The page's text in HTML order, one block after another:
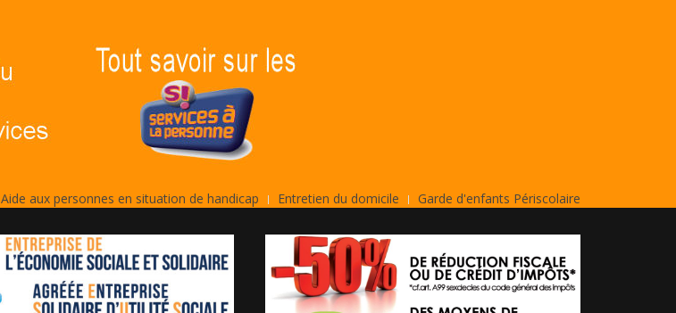
Aide aux personnes en situation de handicap Entretien du domicile Garde d'enfants Périscolaire